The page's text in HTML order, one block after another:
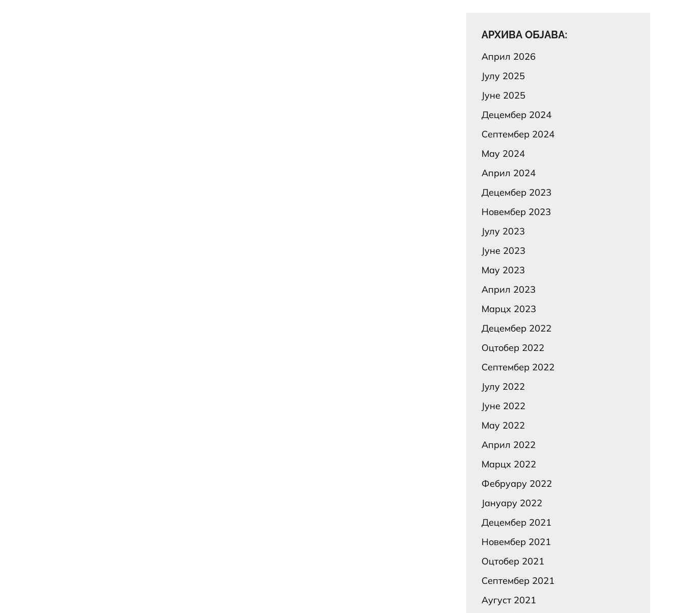
АРХИВА ОБЈАВА:
Април 2026
Јулy 2025
Јуне 2025
Децембер 2024
Септембер 2024
Маy 2024
Април 2024
Децембер 2023
Новембер 2023
Јулy 2023
Јуне 2023
Маy 2023
Април 2023
Марцх 2023
Децембер 2022
Оцтобер 2022
Септембер 2022
Јулy 2022
Јуне 2022
Маy 2022
Април 2022
Марцх 2022
Фебруарy 2022
Јануарy 2022
Децембер 2021
Новембер 2021
Оцтобер 2021
Септембер 2021
Аугуст 2021